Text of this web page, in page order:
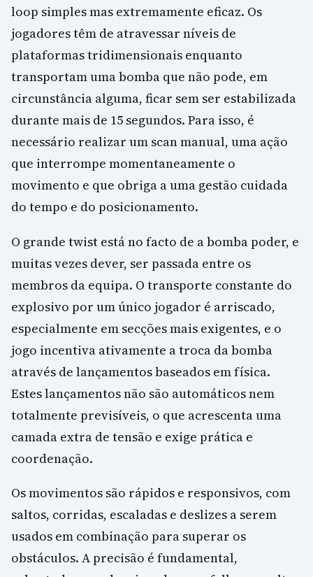
loop simples mas extremamente eficaz. Os
jogadores têm de atravessar níveis de
plataformas tridimensionais enquanto
transportam uma bomba que não pode, em
circunstância alguma, ficar sem ser estabilizada
durante mais de 15 segundos. Para isso, é
necessário realizar um scan manual, uma ação
que interrompe momentaneamente o
movimento e que obriga a uma gestão cuidada
do tempo e do posicionamento.
O grande twist está no facto de a bomba poder, e
muitas vezes dever, ser passada entre os
membros da equipa. O transporte constante do
explosivo por um único jogador é arriscado,
especialmente em secções mais exigentes, e o
jogo incentiva ativamente a troca da bomba
através de lançamentos baseados em física.
Estes lançamentos não são automáticos nem
totalmente previsíveis, o que acrescenta uma
camada extra de tensão e exige prática e
coordenação.
Os movimentos são rápidos e responsivos, com
saltos, corridas, escaladas e deslizes a serem
usados em combinação para superar os
obstáculos. A precisão é fundamental,